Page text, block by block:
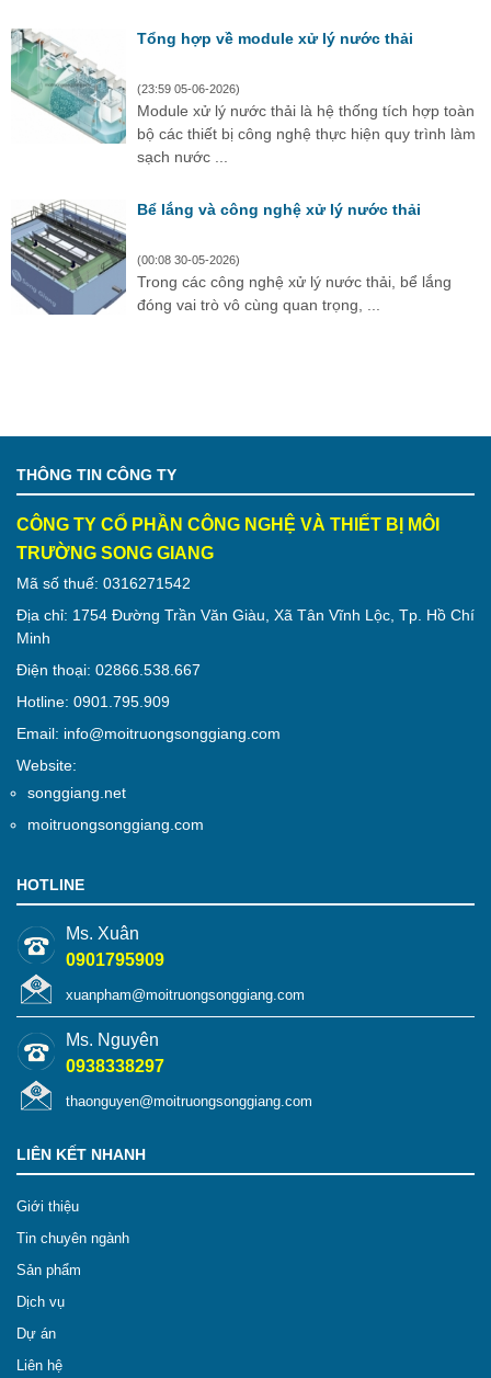
Tổng hợp về module xử lý nước thải
(23:59 05-06-2026)
Module xử lý nước thải là hệ thống tích hợp toàn
bộ các thiết bị công nghệ thực hiện quy trình làm
sạch nước ...
Bể lắng và công nghệ xử lý nước thải
(00:08 30-05-2026)
Trong các công nghệ xử lý nước thải, bể lắng
đóng vai trò vô cùng quan trọng, ...
THÔNG TIN CÔNG TY
CÔNG TY CỔ PHẦN CÔNG NGHỆ VÀ THIẾT BỊ MÔI
TRƯỜNG SONG GIANG
Mã số thuế: 0316271542
Địa chỉ: 1754 Đường Trần Văn Giàu, Xã Tân Vĩnh Lộc, Tp. Hồ Chí
Minh
Điện thoại: 02866.538.667
Hotline: 0901.795.909
Email: info@moitruongsonggiang.com
Website:
songgiang.net
moitruongsonggiang.com
HOTLINE
Ms. Xuân
0901795909
xuanpham@moitruongsonggiang.com
Ms. Nguyên
0938338297
thaonguyen@moitruongsonggiang.com
LIÊN KẾT NHANH
Giới thiệu
Tin chuyên ngành
Sản phẩm
Dịch vụ
Dự án
Liên hệ